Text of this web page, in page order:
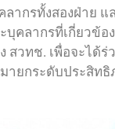
ลากรทั้งสองฝ่าย
บุคลากรที่เกี่ยวข้
สวทช. เพื่อจะได้
ายกระดับประสิท